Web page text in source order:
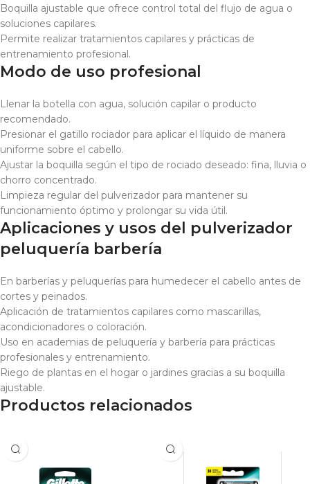
Boquilla ajustable que ofrece control total del flujo de agua o
soluciones capilares.
Permite realizar tratamientos capilares y prácticas de
entrenamiento profesional.
Modo de uso profesional
Llenar la botella con agua, solución capilar o producto
recomendado.
Presionar el gatillo rociador para aplicar el líquido de manera
uniforme sobre el cabello.
Ajustar la boquilla según el tipo de rociado deseado: fina, lluvia o
chorro concentrado.
Limpieza regular del pulverizador para mantener su
funcionamiento óptimo y prolongar su vida útil.
Aplicaciones y usos del pulverizador
peluquería barbería
En barberías y peluquerías para humedecer el cabello antes de
cortes y peinados.
Aplicación de tratamientos capilares como mascarillas,
acondicionadores o coloración.
Uso en academias de peluquería y barbería para prácticas
profesionales y entrenamiento.
Riego de plantas en el hogar o jardines gracias a su boquilla
ajustable.
Productos relacionados